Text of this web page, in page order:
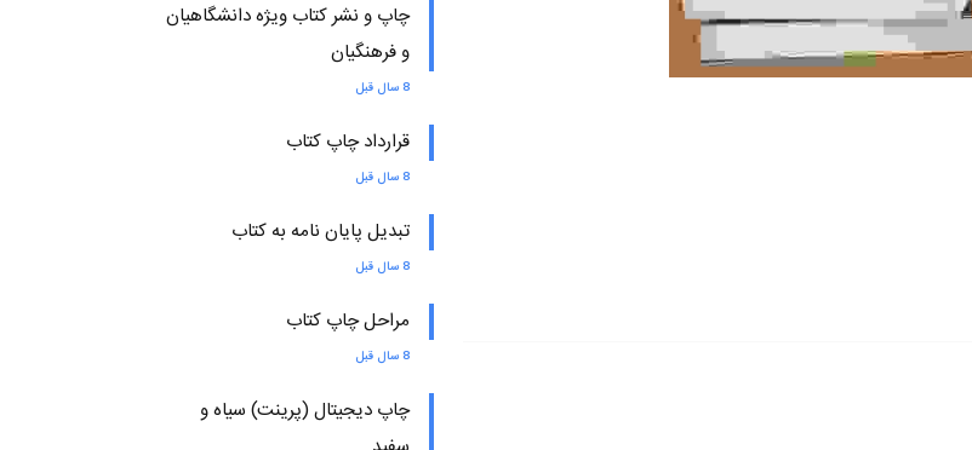
چاپ و نشر کتاب ویژه دانشگاهیان
و فرهنگیان
8 سال قبل
قرارداد چاپ کتاب
8 سال قبل
تبدیل پایان نامه به کتاب
8 سال قبل
مراحل چاپ کتاب
8 سال قبل
چاپ دیجیتال (پرینت) سیاه و